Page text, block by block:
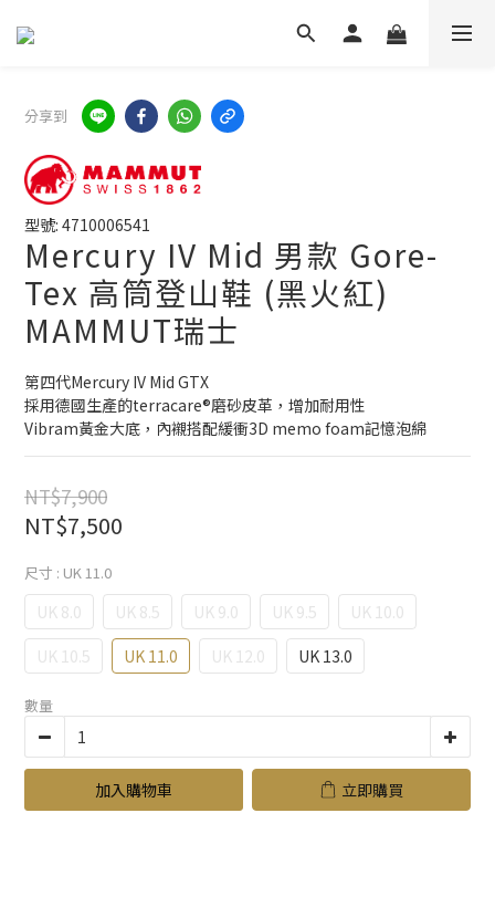
分享到
型號: 4710006541
Mercury IV Mid 男款 Gore-
Tex 高筒登山鞋 (黑火紅)
MAMMUT瑞士
第四代Mercury IV Mid GTX
採用德國生產的terracare®磨砂皮革，增加耐用性
Vibram黃金大底，內襯搭配緩衝3D memo foam記憶泡綿
NT$7,900
NT$7,500
尺寸 : UK 11.0
UK 8.0 UK 8.5 UK 9.0 UK 9.5
UK 10.0
UK 10.5
UK 11.0 UK 12.0 UK 13.0
數量
加入購物車 立即購買